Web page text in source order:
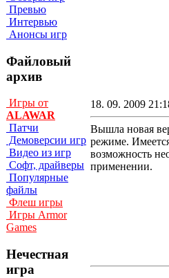
Превью
Интервью
Анонсы игр
Файловый
архив
Игры от
ALAWAR
Патчи
Демоверсии игр
Видео из игр
Софт, драйверы
Популярные
файлы
Флеш игры
Игры Armor
Games
Нечестная
игра
18. 09. 2009
Вышла новая
режиме.
возможность
применении.